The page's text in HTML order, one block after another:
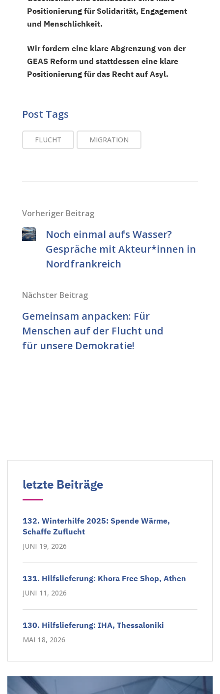
Positionierung für Solidarität, Engagement
und Menschlichkeit.
Wir fordern eine klare Abgrenzung von der
GEAS Reform und stattdessen eine klare
Positionierung für das Recht auf Asyl.
Post Tags
FLUCHT MIGRATION
Vorheriger Beitrag
Noch einmal aufs Wasser?
Gespräche mit Akteur*innen in
Nordfrankreich
Nächster Beitrag
Gemeinsam anpacken: Für
Menschen auf der Flucht und
für unsere Demokratie!
letzte Beiträge
132. Winterhilfe 2025: Spende Wärme,
Schaffe Zuflucht
JUNI 19, 2026
131. Hilfslieferung: Khora Free Shop, Athen
JUNI 11, 2026
130. Hilfslieferung: IHA, Thessaloniki
MAI 18, 2026